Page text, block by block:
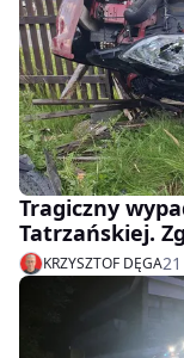
Tragiczny
Tatrzańskiej.
KRZYSZTOF DĘGA